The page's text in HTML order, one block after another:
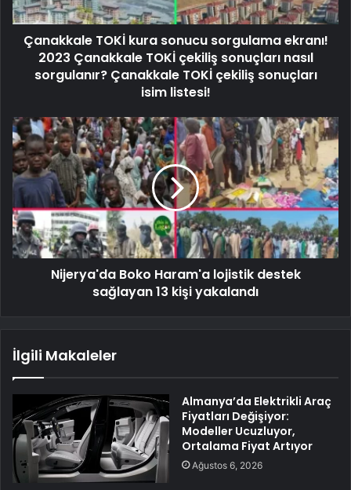
Çanakkale TOKİ kura sonucu sorgulama ekranı!
2023 Çanakkale TOKİ çekiliş sonuçları nasıl
sorgulanır? Çanakkale TOKİ çekiliş sonuçları
isim listesi!
Nijerya'da Boko Haram'a lojistik destek
sağlayan 13 kişi yakalandı
İlgili Makaleler
Almanya’da Elektrikli Araç
Fiyatları Değişiyor:
Modeller Ucuzluyor,
Ortalama Fiyat Artıyor
Ağustos 6, 2026